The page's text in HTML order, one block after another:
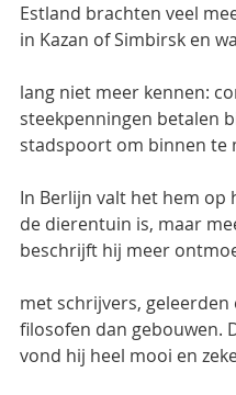
Estland brachten veel
in Kazan of Simbirsk en
lang niet meer kennen:
steekpenningen betalen
stadspoort om binnen te
In Berlijn valt het hem op
de dierentuin is, maar
beschrijft hij meer
met schrijvers, geleerden
filosofen dan gebouwen.
vond hij heel mooi en